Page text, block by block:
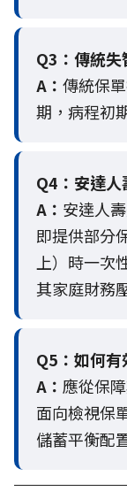
Q3： 傳統失
A： 傳統保
期，病程初
Q4： 安達人
A： 安達人
即提供部分
上）時一次
其家庭財務
Q5： 如何有
A： 應從保
面向檢視保
儲蓄平衡配